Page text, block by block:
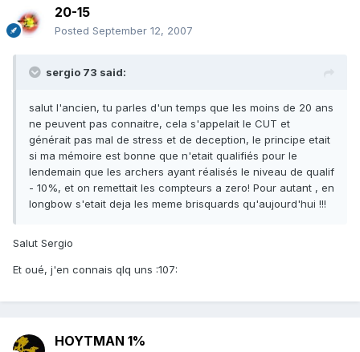
20-15
Posted September 12, 2007
sergio 73 said:
salut l'ancien, tu parles d'un temps que les moins de 20 ans
ne peuvent pas connaitre, cela s'appelait le CUT et
générait pas mal de stress et de deception, le principe etait
si ma mémoire est bonne que n'etait qualifiés pour le
lendemain que les archers ayant réalisés le niveau de qualif
- 10%, et on remettait les compteurs a zero! Pour autant , en
longbow s'etait deja les meme brisquards qu'aujourd'hui !!!
Salut Sergio
Et oué, j'en connais qlq uns :107:
HOYTMAN 1%